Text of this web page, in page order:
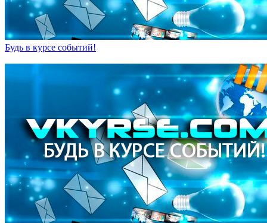
Будь в курсе событий!